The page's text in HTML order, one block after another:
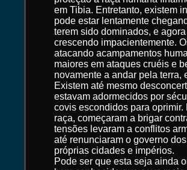
em Tibia. Entretanto, existem
pode estar lentamente
terem sido dominados, e
crescendo impacientemente.
atacando acampamentos
maiores em ataques cruéis e
novamente a andar pela terra,
Existem até mesmo
estavam adormecidos por
covis escondidos para
raça, começaram a brigar
tensões levaram a conflitos
até renunciaram o governo
próprias cidades e impérios.
Pode ser que esta seja ainda